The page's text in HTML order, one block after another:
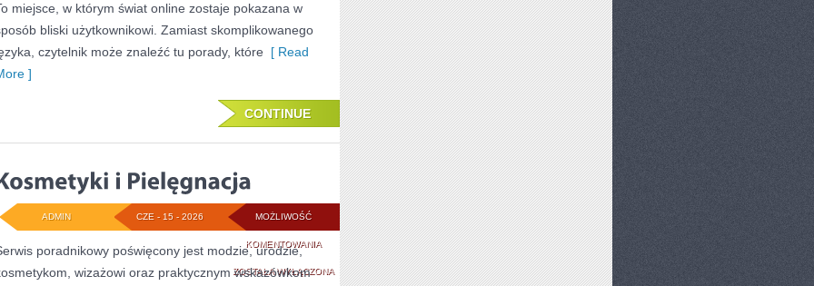
miejsce, w którym świat online zostaje pokazana w
bliski użytkownikowi. Zamiast skomplikowanego
czytelnik może znaleźć tu porady, które [ Read
]
CONTINUE
MOŻLIWOŚĆ
KOMENTOWANIAKOSMETYKI
I
ZOSTAŁA WYŁĄCZONA
CZE - 15 - 2026
ADMIN
poradnikowy poświęcony jest modzie, urodzie,
wizażowi oraz praktycznym wskazówkom